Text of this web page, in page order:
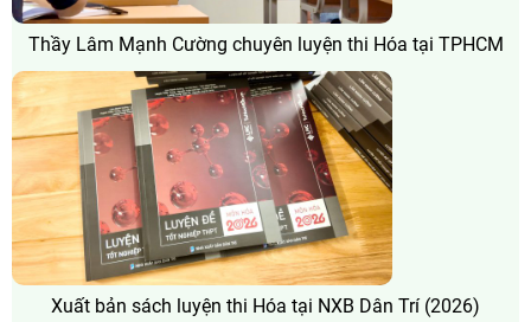
Thầy Lâm Mạnh Cường chuyên luyện thi Hóa tại TPHCM
Xuất bản sách luyện thi Hóa tại NXB Dân Trí (2026)